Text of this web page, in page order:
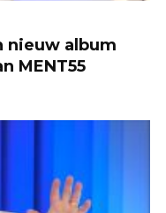
nieuw album
MENT55